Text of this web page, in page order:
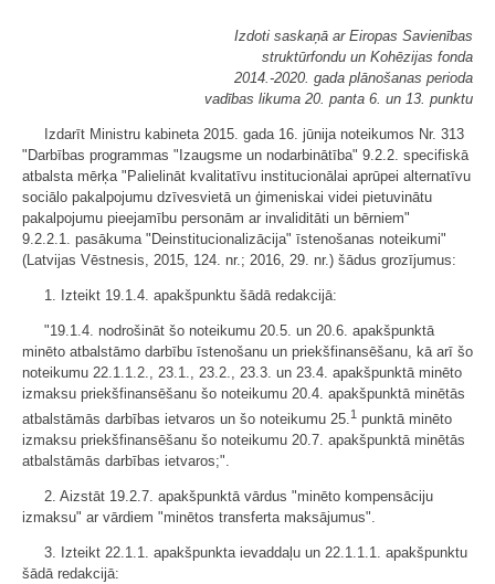
Izdoti saskaņā ar Eiropas Savienības
struktūrfondu un Kohēzijas fonda
2014.-2020. gada plānošanas perioda
vadības likuma 20. panta 6. un 13. punktu
Izdarīt Ministru kabineta 2015. gada 16. jūnija noteikumos Nr. 313
"Darbības programmas "Izaugsme un nodarbinātība" 9.2.2. specifiskā
atbalsta mērķa "Palielināt kvalitatīvu institucionālai aprūpei alternatīvu
sociālo pakalpojumu dzīvesvietā un ģimeniskai videi pietuvinātu
pakalpojumu pieejamību personām ar invaliditāti un bērniem"
9.2.2.1. pasākuma "Deinstitucionalizācija" īstenošanas noteikumi"
(Latvijas Vēstnesis, 2015, 124. nr.; 2016, 29. nr.) šādus grozījumus:
1. Izteikt 19.1.4. apakšpunktu šādā redakcijā:
"19.1.4. nodrošināt šo noteikumu 20.5. un 20.6. apakšpunktā
minēto atbalstāmo darbību īstenošanu un priekšfinansēšanu, kā arī šo
noteikumu 22.1.1.2., 23.1., 23.2., 23.3. un 23.4. apakšpunktā minēto
izmaksu priekšfinansēšanu šo noteikumu 20.4. apakšpunktā minētās
atbalstāmās darbības ietvaros un šo noteikumu 25.1 punktā minēto
izmaksu priekšfinansēšanu šo noteikumu 20.7. apakšpunktā minētās
atbalstāmās darbības ietvaros;".
2. Aizstāt 19.2.7. apakšpunktā vārdus "minēto kompensāciju
izmaksu" ar vārdiem "minētos transferta maksājumus".
3. Izteikt 22.1.1. apakšpunkta ievaddaļu un 22.1.1.1. apakšpunktu
šādā redakcijā: